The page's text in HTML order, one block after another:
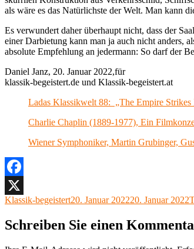
als wäre es das Natürlichste der Welt. Man kann
Es verwundert daher überhaupt nicht, dass der
einer Darbietung kann man ja auch nicht anders,
absolute Empfehlung an jedermann: So darf der
Daniel Janz, 20. Januar 2022,für
klassik-begeistert.de und Klassik-begeistert.at
Ladas Klassikwelt 88: „The Empire
Charlie Chaplin (1889-1977), Ein
Wiener Symphoniker, Martin Grubinger,
Facebook
X
Autor
Klassik-begeistertVeröffentlicht
20. Januar 202220. Januar 2022
Schreiben Sie einen